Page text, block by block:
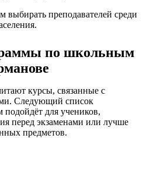
выбирать преподавателей среди
по школьным
курсы, связанные с
Следующий список
подойдёт для учеников,
перед экзаменами или лучше
предметов.